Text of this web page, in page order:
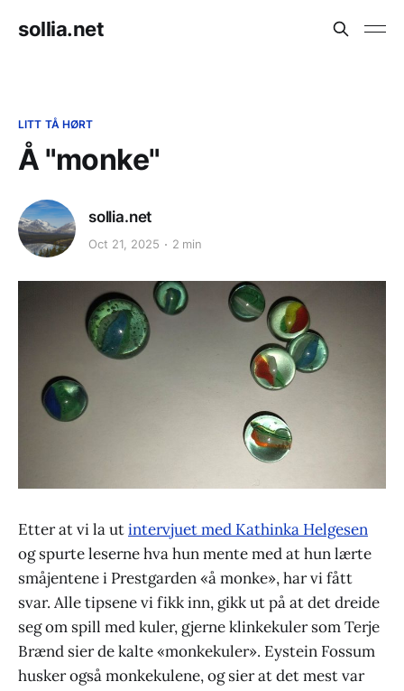
sollia.net
LITT TÅ HØRT
Å "monke"
sollia.net
Oct 21, 2025 2 min
Etter at vi la utintervjuet med Kathinka Helgesen
og spurte leserne hva hun mente med at hun lærte
småjentene i Prestgarden «å monke», har vi fått
svar. Alle tipsene vi fikk inn, gikk ut på at det dreide
seg om spill med kuler, gjerne klinkekuler som Terje
Brænd sier de kalte «monkekuler». Eystein Fossum
husker også monkekulene, og sier at det mest var